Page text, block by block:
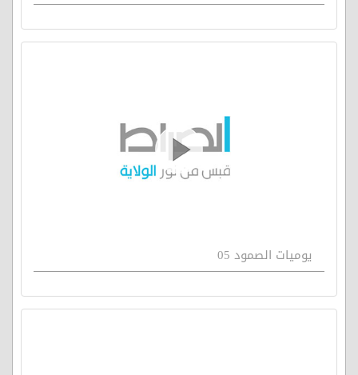
يوميات الصمود 05